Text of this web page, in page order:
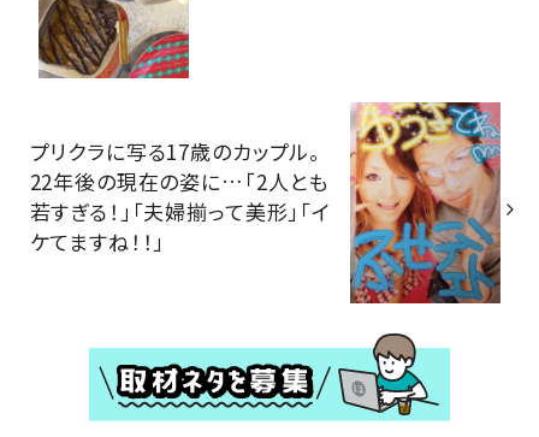
プリクラに写る17歳のカップル。
22年後の現在の姿に…「2人とも
若すぎる！」「夫婦揃って美形」「イ
ケてますね！！」